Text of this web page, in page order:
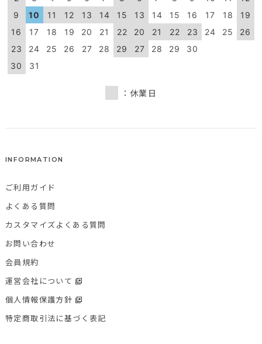
9
10 11 12 13 14
15
16
17 18 19 20 21
22
23
24 25 26 27 28
29
30
31
13
14 15 16 17 18
19
20
21 22 23 24 25
26
27
28 29 30
：休業日
INFORMATION
ご利用ガイド
よくある質問
カスタマイズよくある質問
お問い合わせ
会員規約
運営会社について
個人情報保護方針
特定商取引法に基づく表記